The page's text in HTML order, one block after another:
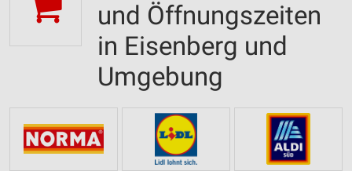
und Öffnungszeiten
in Eisenberg und
Umgebung